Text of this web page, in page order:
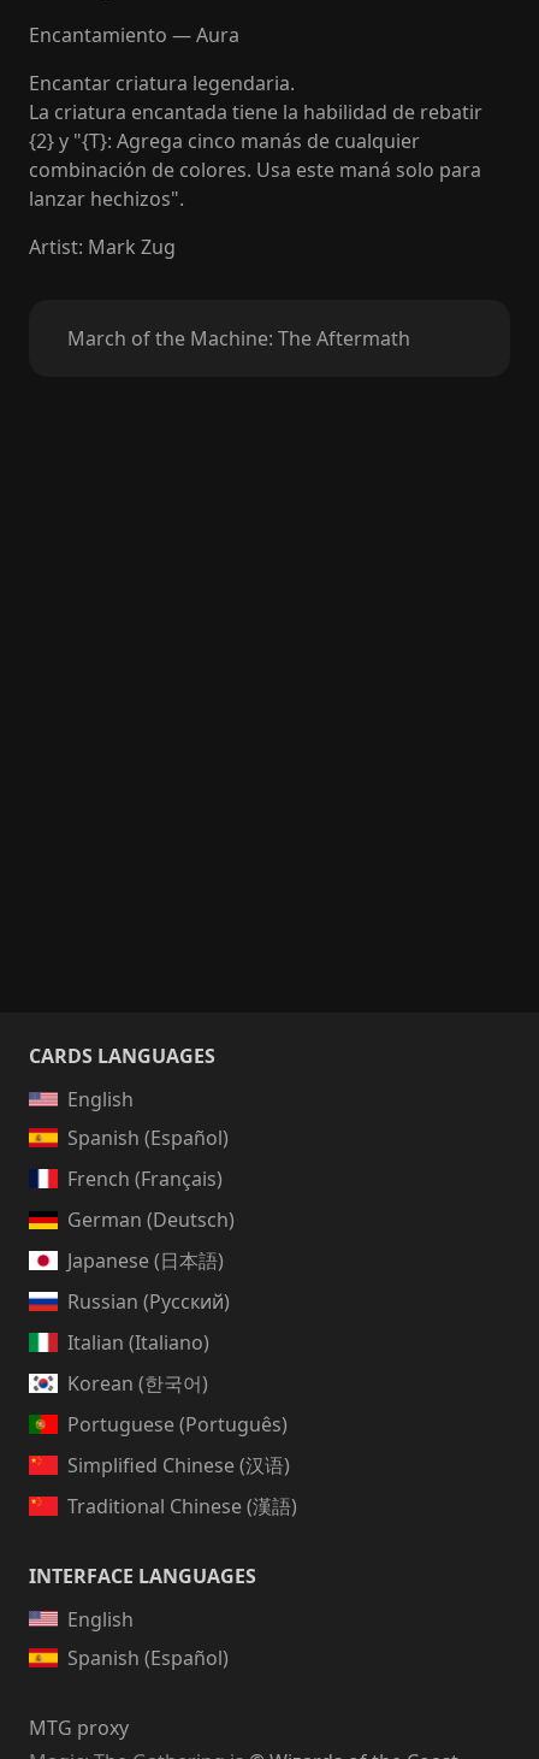
Encantamiento — Aura
Encantar criatura legendaria.
La criatura encantada tiene la habilidad de rebatir
{2} y "{T}: Agrega cinco manás de cualquier
combinación de colores. Usa este maná solo para
lanzar hechizos".
Artist: Mark Zug
March of the Machine: The Aftermath
CARDS LANGUAGES
English
Spanish (Español)
French (Français)
German (Deutsch)
Japanese (日本語)
Russian (Русский)
Italian (Italiano)
Korean (한국어)
Portuguese (Português)
Simplified Chinese (汉语)
Traditional Chinese (漢語)
INTERFACE LANGUAGES
English
Spanish (Español)
MTG proxy